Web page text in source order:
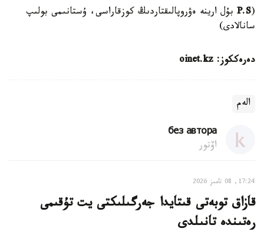
(
P.S بۇل ارينە ەۋروپالىقتاردىڭ كوزقاراسى، ۇستانىمى بولىپ
سانالادى)
دەرەككوز: oinet.kz
الەم
без автора
اۆتور
17:24, 08 تامىز 2026
قازاق توبەتى قىتايدا جەرگىلىكتى يت تۇقىمى
رەتىندە تانىلدى